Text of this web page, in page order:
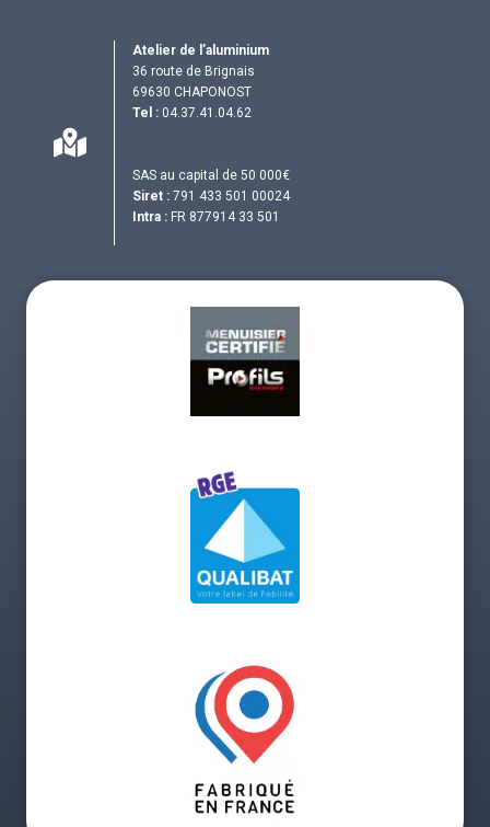
Atelier de l’aluminium
36 route de Brignais
69630 CHAPONOST
Tel : 04.37.41.04.62
SAS au capital de 50 000€
Siret : 791 433 501 00024
Intra : FR 877914 33 501